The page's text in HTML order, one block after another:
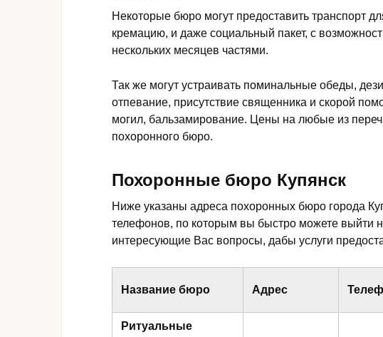
Некоторые бюро могут предоставить транспорт
кремацию, и даже социальный пакет, с
нескольких месяцев частями.
Так же могут устраивать поминальные обеды,
отпевание, присутствие священника и скорой
могил, бальзамирование. Цены на любые из
похоронного бюро.
Похоронные бюро Купянск
Ниже указаны адреса похоронных бюро города
телефонов, по которым вы быстро можете выйти
интересующие Вас вопросы, дабы услуги
Название бюро Адрес
Ритуальные